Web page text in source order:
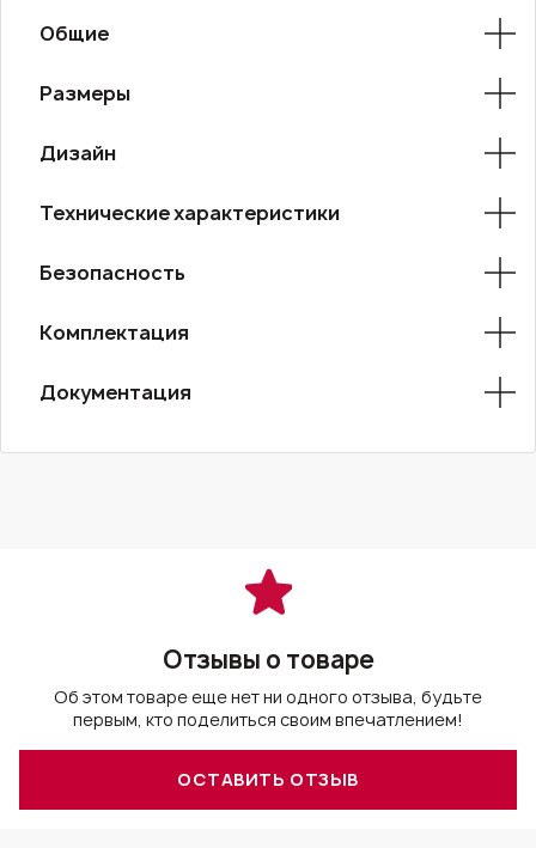
Общие
Размеры
Дизайн
Технические характеристики
Безопасность
Комплектация
Документация
Отзывы о товаре
Об этом товаре еще нет ни одного отзыва, будьте
первым, кто поделиться своим впечатлением!
ОСТАВИТЬ ОТЗЫВ